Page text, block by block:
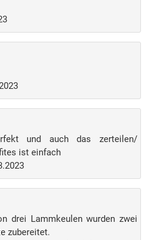
und auch das zerteilen/
ist einfach
drei Lammkeulen wurden zwei
zubereitet.